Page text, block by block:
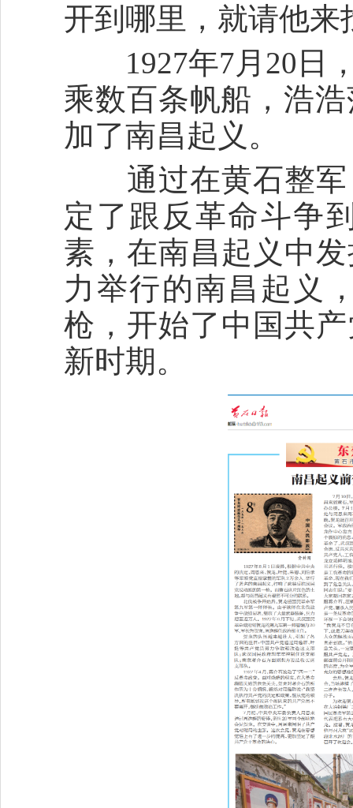
开到哪里，就请他来
1927年7月20日，
乘数百条帆船，浩
加了南昌起义。
通过在黄石整军
定了跟反革命斗争
素，在南昌起义中
力举行的南昌起义
枪，开始了中国共
新时期。